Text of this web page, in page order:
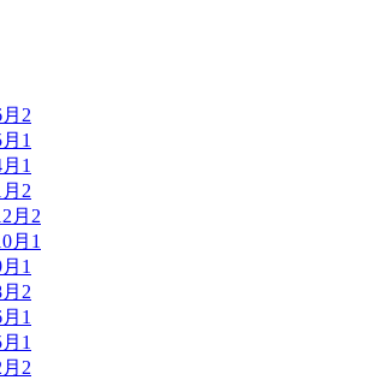
2
1
1
2
月 2
月 1
1
2
1
1
2